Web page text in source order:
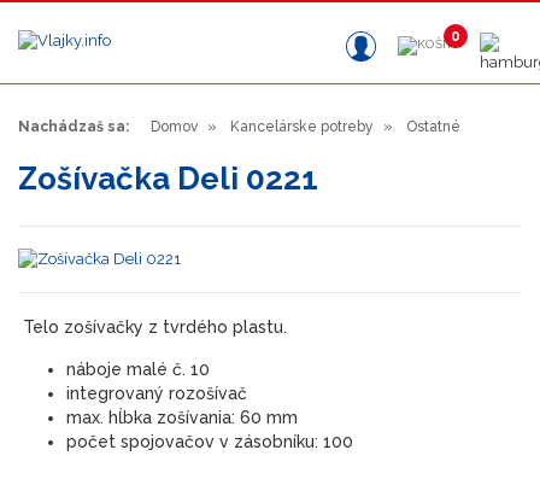
Nachádzaš sa: Domov Kancelárske potreby Ostatné
Zošívačka Deli 0221
Telo zošívačky z tvrdého plastu.
náboje malé č. 10
integrovaný rozošívač
max. hĺbka zošívania: 60 mm
počet spojovačov v zásobníku: 100
0